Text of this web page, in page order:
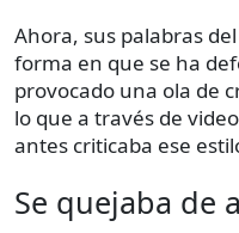
Ahora, sus palabras
forma en que se ha
provocado una ola de
lo que a través de
antes criticaba ese
Se quejaba de